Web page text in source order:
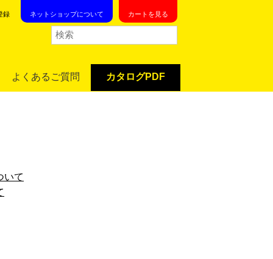
カートを見る
ネットショップについて
録
よくあるご質問 カタログPDF
いて